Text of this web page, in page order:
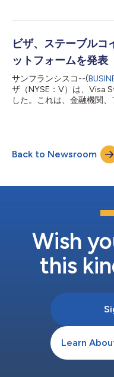
市における商店や地域経
会は開催都市全体で越境
幅な増加をもたらしまし
トが「ポップアップエコ
す。ビザは、文化、エン
ベントの開催に伴い、一
の期間をポップアップエ
よると、ファンが自国代
ビザ、ステーブルコ
ットフォームを発表
サンフランシスコ--(
ザ（NYSE：V）は、Visa
した。これは、金融機関
フィンテック、その他の
利用、保管、償還できる
が先ごろ発表した新しい
「Wallet-as-a-Service」
れます。 ビザの最高製品
ステルは、次のように述
融機関をはじめとする多
Back to Newsroom
Wish
this
Learn